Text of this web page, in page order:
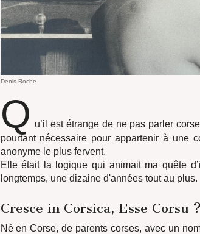
Denis Roche
Q u’il est étrange de ne pas parler
pourtant nécessaire pour appartenir à une
anonyme le plus fervent.
Elle était la logique qui animait ma quête
longtemps, une dizaine d'années tout au plus.
Cresce in Corsica, Esse Corsu ?
Né en Corse, de parents corses, avec un